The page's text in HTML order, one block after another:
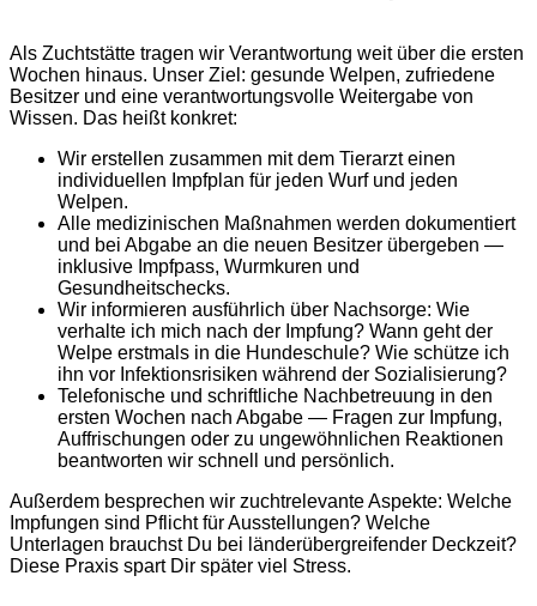
Als Zuchtstätte tragen wir Verantwortung weit über die ersten
Wochen hinaus. Unser Ziel: gesunde Welpen, zufriedene
Besitzer und eine verantwortungsvolle Weitergabe von
Wissen. Das heißt konkret:
Wir erstellen zusammen mit dem Tierarzt einen
individuellen Impfplan für jeden Wurf und jeden
Welpen.
Alle medizinischen Maßnahmen werden dokumentiert
und bei Abgabe an die neuen Besitzer übergeben —
inklusive Impfpass, Wurmkuren und
Gesundheitschecks.
Wir informieren ausführlich über Nachsorge: Wie
verhalte ich mich nach der Impfung? Wann geht der
Welpe erstmals in die Hundeschule? Wie schütze ich
ihn vor Infektionsrisiken während der Sozialisierung?
Telefonische und schriftliche Nachbetreuung in den
ersten Wochen nach Abgabe — Fragen zur Impfung,
Auffrischungen oder zu ungewöhnlichen Reaktionen
beantworten wir schnell und persönlich.
Außerdem besprechen wir zuchtrelevante Aspekte: Welche
Impfungen sind Pflicht für Ausstellungen? Welche
Unterlagen brauchst Du bei länderübergreifender Deckzeit?
Diese Praxis spart Dir später viel Stress.